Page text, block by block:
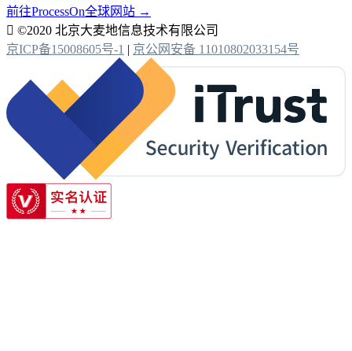
前往ProcessOn全球网站 →
 ©2020 北京大麦地信息技术有限公司
京ICP备15008605号-1 | 京公网安备 11010802033154号